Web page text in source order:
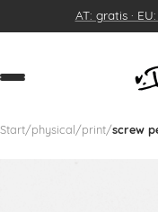
AT: gratis ·
Start/physical /print/screw